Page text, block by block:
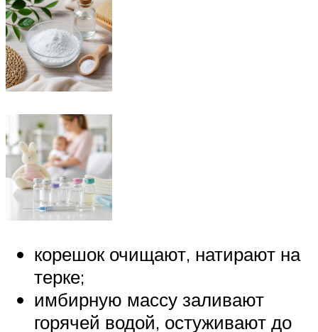
корешок очищают, натирают на
терке;
имбирную массу заливают
горячей водой, остуживают до